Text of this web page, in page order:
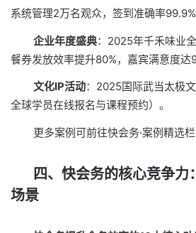
系统管理2万名观众，签到准确率99.9%
企业年度盛典：2025年千禾味业
餐券发放效率提升80%，嘉宾满意度达
文化IP活动：2025国际武当太极
全球学员在线报名与课程预约）。
更多案例可前往快会务·案例精选
四、快会务的核心竞争
场景